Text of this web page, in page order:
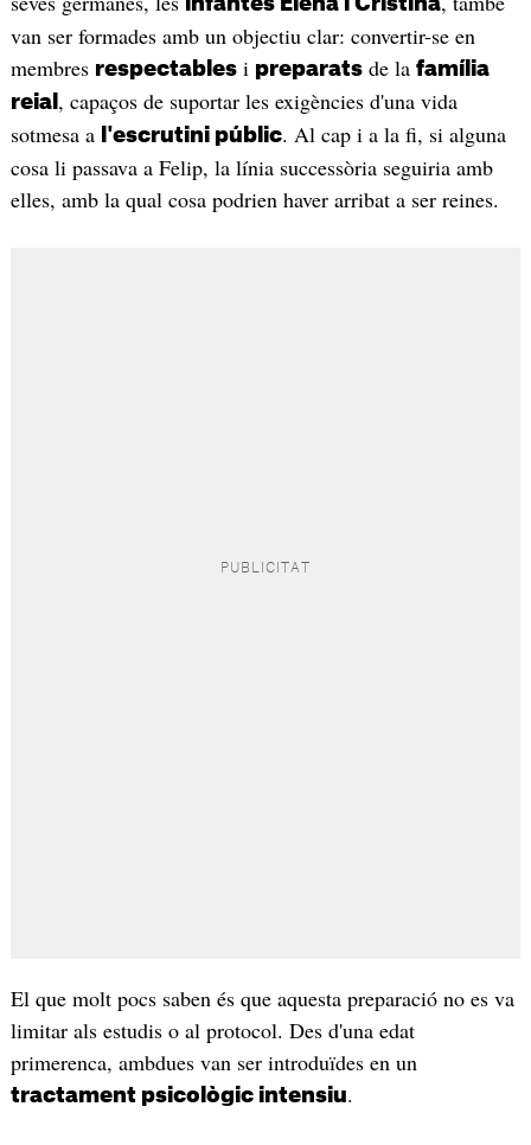
van ser formades amb un objectiu clar: convertir-se en
membres respectablesi preparatsde la família
reial , capaços de suportar les exigències d'una vida
sotmesa a
l'escrutini públic. Al cap i a la fi, si alguna
cosa li passava a Felip, la línia successòria seguiria amb
elles, amb la qual cosa podrien haver arribat a ser reines.
El que molt pocs saben és que aquesta preparació no es va
limitar als estudis o al protocol. Des d'una edat
primerenca, ambdues van ser introduïdes en un
tractament psicològic intensiu.